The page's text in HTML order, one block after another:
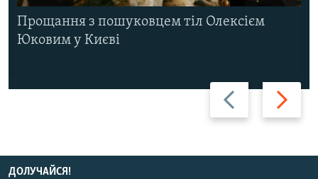
Назад Вперед
Прощання з пошуковцем тіл Олексієм
Юковим у Києві
ДОЛУЧАЙСЯ!